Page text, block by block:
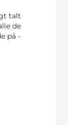
talt
de
på -